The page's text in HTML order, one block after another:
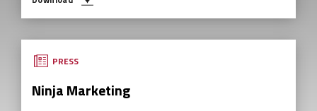
PRESS
Ninja Marketing